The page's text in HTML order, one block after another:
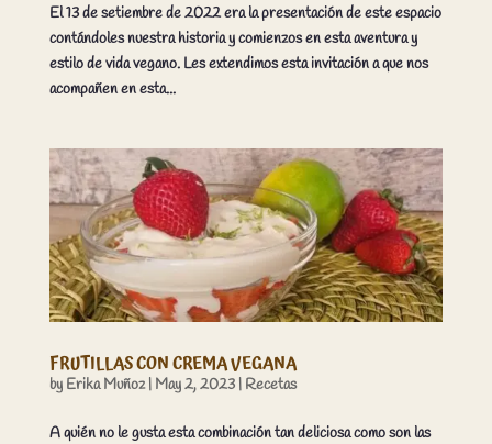
El 13 de setiembre de 2022 era la presentación de este espacio
contándoles nuestra historia y comienzos en esta aventura y
estilo de vida vegano. Les extendimos esta invitación a que nos
acompañen en esta...
FRUTILLAS CON CREMA VEGANA
by Erika Muñoz| May 2, 2023| Recetas
A quién no le gusta esta combinación tan deliciosa como son las